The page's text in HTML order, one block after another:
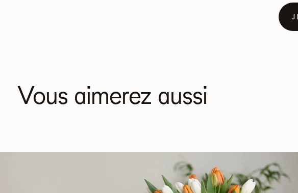
Vous aimerez aussi